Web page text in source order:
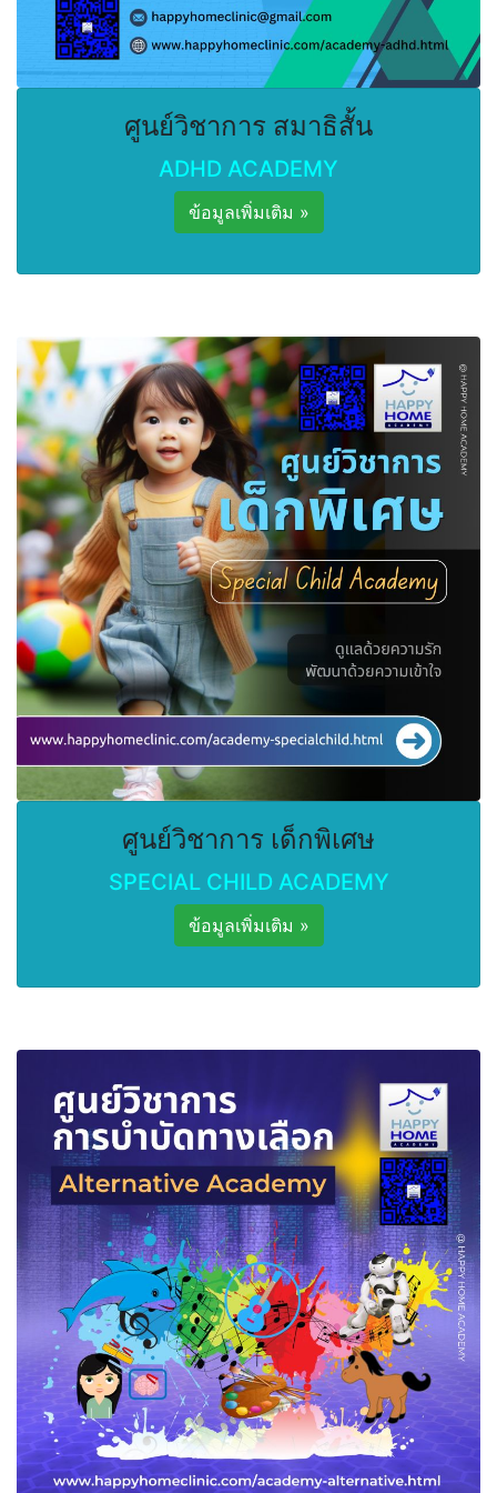
ศูนย์วิชาการ สมาธิสั้น
ADHD ACADEMY
ข้อมูลเพิ่มเติม »
ศูนย์วิชาการ เด็กพิเศษ
SPECIAL CHILD ACADEMY
ข้อมูลเพิ่มเติม »